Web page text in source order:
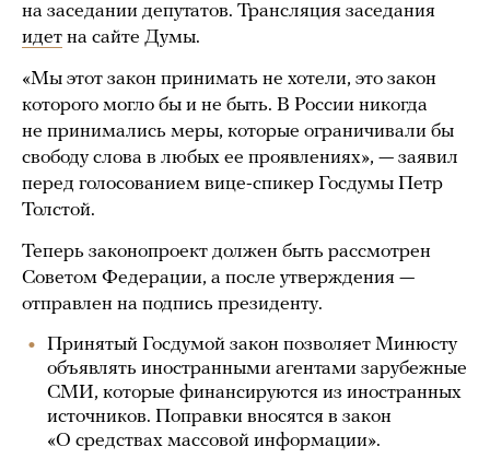
на заседании депутатов. Трансляция заседания
идет на сайте Думы.
«Мы этот закон принимать не хотели, это закон
которого могло бы и не быть. В России никогда
не принимались меры, которые ограничивали бы
свободу слова в любых ее проявлениях», — заявил
перед голосованием вице-спикер Госдумы Петр
Толстой.
Теперь законопроект должен быть рассмотрен
Советом Федерации, а после утверждения —
отправлен на подпись президенту.
Принятый Госдумой закон позволяет Минюсту
объявлять иностранными агентами зарубежные
СМИ, которые финансируются из иностранных
источников. Поправки вносятся в закон
«О средствах массовой информации».